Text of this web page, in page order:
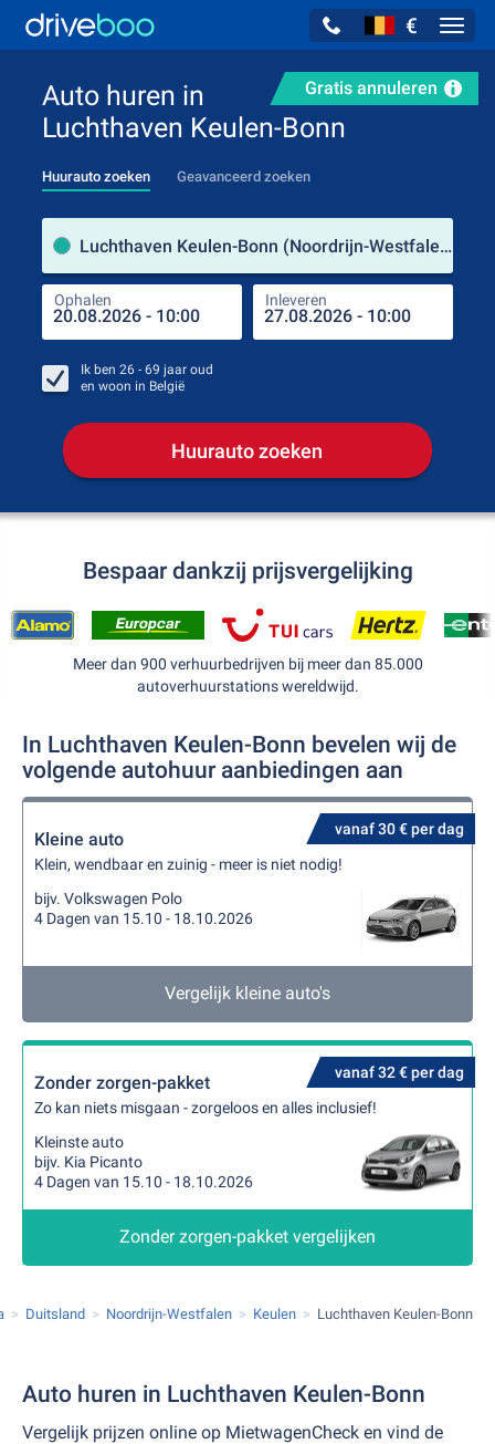
€
Gratis annuleren
Auto huren in
Luchthaven Keulen-Bonn
Huurauto zoeken Geavanceerd zoeken
Luchthaven Keulen-Bonn (Noordrijn-Westfalen / Duitsland)
Ophalen Inleveren
Ik ben 26 - 69 jaar oud
en woon in België
Huurauto zoeken
Bespaar dankzij prijsvergelijking
Meer dan 900 verhuurbedrijven bij meer dan 85.000
autoverhuurstations wereldwijd.
In Luchthaven Keulen-Bonn bevelen wij de
volgende autohuur aanbiedingen aan
vanaf 30 € per dag
Kleine auto
Klein, wendbaar en zuinig - meer is niet nodig!
bijv. Volkswagen Polo
4 Dagen van 15.10 - 18.10.2026
Vergelijk kleine auto's
vanaf 32 € per dag
Zonder zorgen-pakket
Zo kan niets misgaan - zorgeloos en alles inclusief!
Kleinste auto
bijv. Kia Picanto
4 Dagen van 15.10 - 18.10.2026
Zonder zorgen-pakket vergelijken
Duitsland Noordrijn-Westfalen Keulen Luchthaven Keulen-Bonn
Auto huren in Luchthaven Keulen-Bonn
Vergelijk prijzen online op MietwagenCheck en vind de